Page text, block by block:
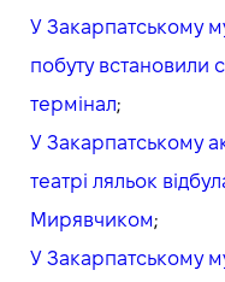
У Закарпатському
побуту встановили
термінал;
У Закарпатському
театрі ляльок
Мирявчиком;
У Закарпатському